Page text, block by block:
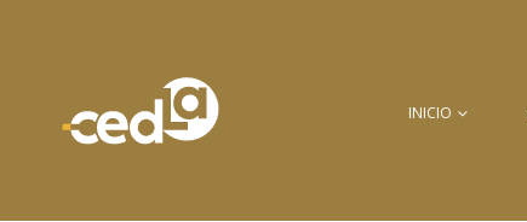
INICIO